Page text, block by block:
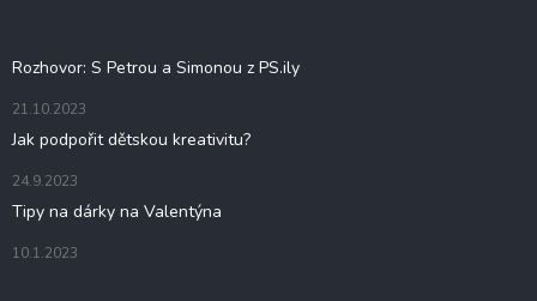
Rozhovor: S Petrou a Simonou z PS.ily
21.10.2023
Jak podpořit dětskou kreativitu?
24.9.2023
Tipy na dárky na Valentýna
10.1.2023